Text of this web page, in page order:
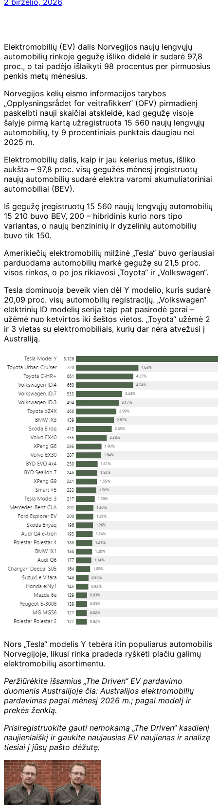
Elektromobilių (EV) dalis Norvegijos naujų lengvųjų
automobilių rinkoje gegužę išliko didelė ir sudarė 97,8
proc., o tai padėjo išlaikyti 98 procentus per pirmuosius
penkis metų mėnesius.
Norvegijos kelių eismo informacijos tarybos
„Opplysningsrådet for veitrafikken“ (OFV) pirmadienį
paskelbti nauji skaičiai atskleidė, kad gegužę visoje
šalyje pirmą kartą užregistruota 15 560 naujų lengvųjų
automobilių, ty 9 procentiniais punktais daugiau nei
2025 m.
Elektromobilių dalis, kaip ir jau kelerius metus, išliko
aukšta – 97,8 proc. visų gegužės mėnesį įregistruotų
naujų automobilių sudarė elektra varomi akumuliatoriniai
automobiliai (BEV).
Iš gegužę įregistruotų 15 560 naujų lengvųjų automobilių
15 210 buvo BEV, 200 – hibridinis kurio nors tipo
variantas, o naujų benzininių ir dyzelinių automobilių
buvo tik 150.
Amerikiečių elektromobilių milžinė „Tesla“ buvo geriausiai
parduodama automobilių markė gegužę su 21,5 proc.
visos rinkos, o po jos rikiavosi „Toyota“ ir „Volkswagen“.
Tesla dominuoja beveik vien dėl Y modelio, kuris sudarė
20,09 proc. visų automobilių registracijų. „Volkswagen“
elektrinių ID modelių serija taip pat pasirodė gerai –
užėmė nuo ketvirtos iki šeštos vietos. „Toyota“ užėmė 2
ir 3 vietas su elektromobiliais, kurių dar nėra atvežusi į
Australiją.
Nors „Tesla“ modelis Y tebėra itin populiarus automobilis
Norvegijoje, likusi rinka pradeda ryškėti plačiu galimų
elektromobilių asortimentu.
Peržiūrėkite išsamius „The Driven“ EV pardavimo
duomenis Australijoje čia: Australijos elektromobilių
pardavimas pagal mėnesį 2026 m.; pagal modelį ir
prekės ženklą.
Prisiregistruokite gauti nemokamą „The Driven“ kasdienį
naujienlaiškį ir gaukite naujausias EV naujienas ir analizę
tiesiai į jūsų pašto dėžutę.